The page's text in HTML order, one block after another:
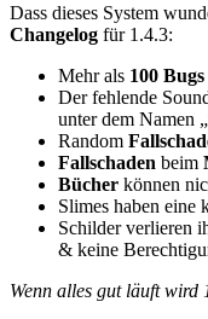
Dass dieses System
Changelog für 1.4.3:
Mehr als 100 Bugs
Der fehlende
unter dem Namen
Random
Fallschaden beim
Bücher können
Slimes haben
Schilder verlieren
& keine
Wenn alles gut läuft wird